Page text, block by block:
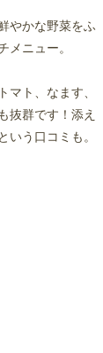
やかな野菜をふ
ニュー。
ト、なます、
抜群です！添え
う口コミも。